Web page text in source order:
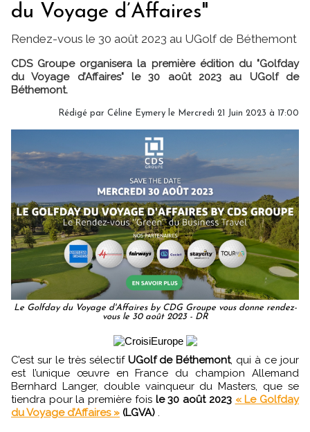
du Voyage d’Affaires"
Rendez-vous le 30 août 2023 au UGolf de Béthemont
CDS Groupe organisera la première édition du "Golfday
du Voyage d’Affaires" le 30 août 2023 au UGolf de
Béthemont.
Rédigé par Céline Eymery le Mercredi 21 Juin 2023 à 17:00
Le Golfday du Voyage d'Affaires by CDG Groupe vous donne rendez-
vous le 30 août 2023 - DR
C’est sur le très sélectif UGolf de Béthemont, qui à ce jour
est l’unique œuvre en France du champion Allemand
Bernhard Langer, double vainqueur du Masters, que se
tiendra pour la première fois le 30 août 2023 « Le Golfday
du Voyage d’Affaires » (LGVA) .